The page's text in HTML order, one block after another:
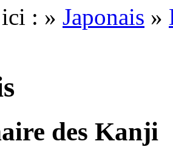
ici : » Japonais »
des Kanji